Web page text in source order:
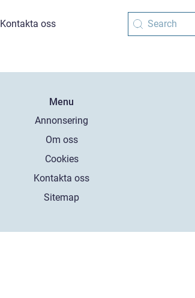
Kontakta oss
Menu
Annonsering
Om oss
Cookies
Kontakta oss
Sitemap